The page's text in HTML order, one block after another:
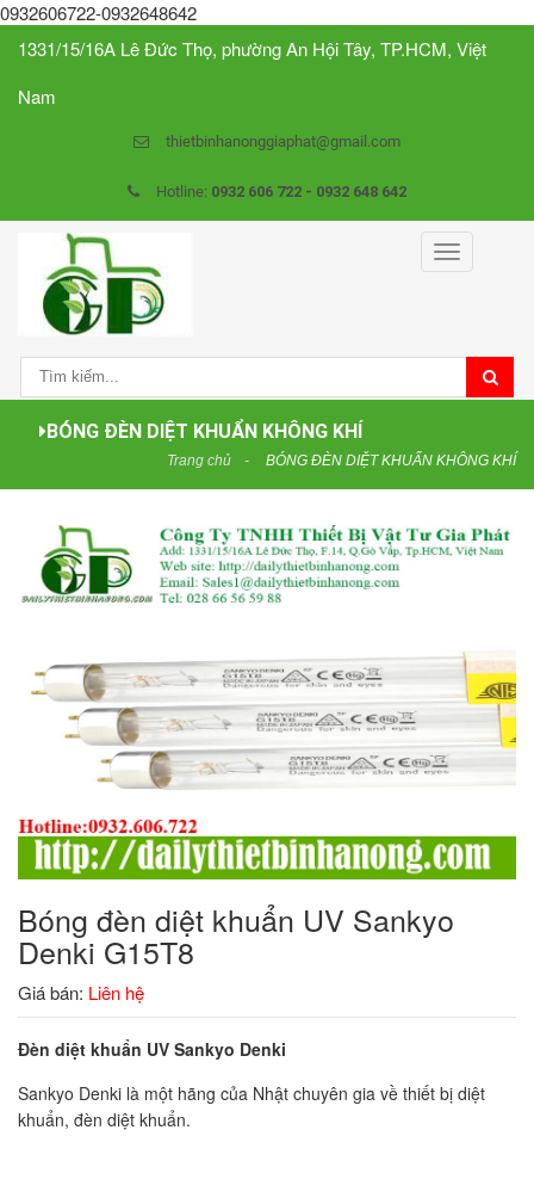
0932606722-0932648642
1331/15/16A Lê Đức Thọ, phường An Hội Tây, TP.HCM, Việt
Nam
thietbinhanonggiaphat@gmail.com
Hotline: 0932 606 722 - 0932 648 642
Toggle
navigation
BÓNG ĐÈN DIỆT KHUẨN KHÔNG KHÍ
Trang chủ BÓNG ĐÈN DIỆT KHUẨN KHÔNG KHÍ
Bóng đèn diệt khuẩn UV Sankyo
Denki G15T8
Giá bán: Liên hệ
Đèn diệt khuẩn UV Sankyo Denki
Sankyo Denki là một hãng của Nhật chuyên gia về thiết bị diệt
khuẩn, đèn diệt khuẩn.